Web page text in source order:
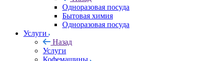
Одноразовая посуда
Бытовая химия
Одноразовая посуда
Услуги
Назад
Услуги
Кофемашины